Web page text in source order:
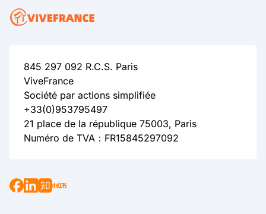
845 297 092 R.C.S. Paris
ViveFrance
Société par actions simplifiée
+33(0)953795497
21 place de la république 75003, Paris
Numéro de TVA：FR15845297092